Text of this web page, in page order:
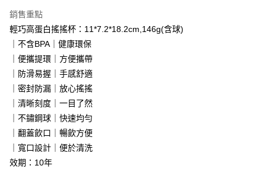
醒簡訊。
2.透過簡訊連結打開帳單後，可選擇「超商條碼／台灣大直營門市／銀行轉
帳／街口支付／iPASS MONEY」等通路繳費。
【注意事項】
用戶於交易時，得透過本服務購買商品或服務，並由商店將買賣／分期付款
買賣價金債權讓與本公司後，依約使用本公司帳單繳交帳款。
2.基於同意付款使用「大哥付你分期」之契約關係目的，商店將以您的個人
資料（包含姓名、電話或地址）提供予台灣大哥大進項蒐集、處理及利用，
由本公司與您本人進行分期帳單所需資料之確認、核對及更正。
3.完整用戶服務條款，請詳閱以下連結：
１．於結帳方式選擇「AFTEE先享後付」後，將跳轉至「AFTEE先享後付」
結帳頁面，進行簡訊認證並確認金額後，即可完成結帳。
２．訂單成立數日內，您將收到繳費通知簡訊。
３．收到繳費通知簡訊後14天內，點擊此簡訊中的連結，可透過四大超商／
ATM／網路銀行／等多元方式進行付款，方視為交易完成。
※ 請注意：結帳手續完成當下不需立刻繳費，但若您需要取消訂單，請聯絡
後付繳納相關費用。
※ 交易是否成功請以「AFTEE先享後付 」之結帳頁面顯示為準，若有關於
是否繳費成功／繳費後需取消欲退款等相關疑問，請聯繫「AFTEE先享後付
客戶支援中心」 https://netprotections.freshdesk.com/support/home
【注意事項】
１．透過由恩沛科技股份有限公司提供之「AFTEE先享後付」服務完成之交
易，需依本服務之必要範圍內提供個人資料，並將交易相關給付款項請求債
全家取貨付款
每筆NT$80，滿NT$999(含以上)免運費
付款後全家取貨
每筆NT$80，滿NT$1,680(含以上)免運費
萊爾富取貨付款
每筆NT$80，滿NT$1,680(含以上)免運費
每筆NT$80，滿NT$1,680(含以上)免運費
7-11取貨付款
銷售重點
輕巧高蛋白搖搖杯：11*7.2*18.2cm,146g(含球)
｜不含BPA｜健康環保
｜便攜提環｜方便攜帶
｜防滑易握｜手感舒適
｜密封防漏｜放心搖搖
｜清晰刻度｜一目了然
｜不鏽鋼球｜快速均勻
｜翻蓋飲口｜暢飲方便
｜寬口設計｜便於清洗
效期：10年